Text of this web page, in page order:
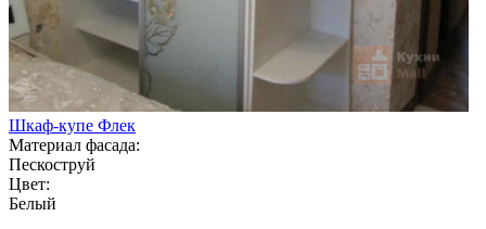
Шкаф-купе Флек
Материал фасада:
Пескоструй
Цвет:
Белый